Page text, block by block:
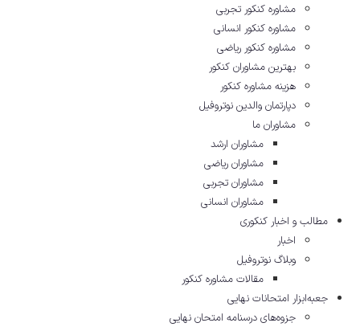
مشاوره کنکور تجربی
مشاوره کنکور انسانی
مشاوره کنکور ریاضی
بهترین مشاوران کنکور
هزینه مشاوره کنکور
دپارتمان والدین نوتروفیل
مشاوران ما
مشاوران ارشد
مشاوران ریاضی
مشاوران تجربی
مشاوران انسانی
مطالب و اخبار کنکوری
اخبار
وبلاگ نوتروفیل
مقالات مشاوره‌ کنکور
جعبه‌ابزار امتحانات نهایی
جزوه‌های درسنامه امتحان نهایی